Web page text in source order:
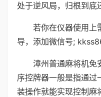
处于逆风局，归根到底
若你在仪器使用上
导，添加微信号;
漳州普通麻将机免
序控牌器一般是指通过
装操作就能实现控制麻